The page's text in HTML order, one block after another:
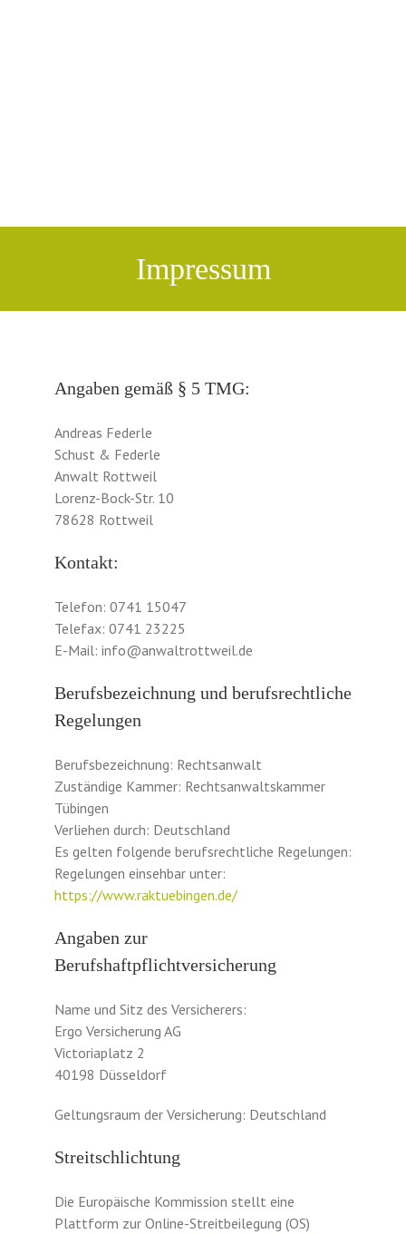
Impressum
Angaben gemäß § 5 TMG:
Andreas Federle
Schust & Federle
Anwalt Rottweil
Lorenz-Bock-Str. 10
78628 Rottweil
Kontakt:
Telefon: 0741 15047
Telefax: 0741 23225
E-Mail: info@anwaltrottweil.de
Berufsbezeichnung und berufsrechtliche
Regelungen
Berufsbezeichnung: Rechtsanwalt
Zuständige Kammer: Rechtsanwaltskammer
Tübingen
Verliehen durch: Deutschland
Es gelten folgende berufsrechtliche Regelungen:
Regelungen einsehbar unter:
https://www.raktuebingen.de/
Angaben zur
Berufshaftpflichtversicherung
Name und Sitz des Versicherers:
Ergo Versicherung AG
Victoriaplatz 2
40198 Düsseldorf
Geltungsraum der Versicherung: Deutschland
Streitschlichtung
Die Europäische Kommission stellt eine
Plattform zur Online-Streitbeilegung (OS)